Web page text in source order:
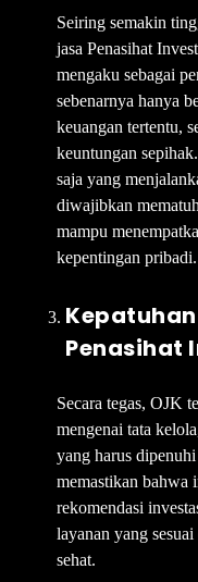
Seiring semakin
jasa Penasihat
mengaku sebagai
sebenarnya hanya
keuangan tertentu,
keuntungan
saja yang
diwajibkan
mampu
kepentingan pribadi.
Penasihat
Secara tegas, OJK
mengenai tata
yang harus
memastikan bahwa
rekomendasi
layanan yang
sehat.